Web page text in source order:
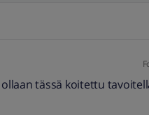
tässä koitettu